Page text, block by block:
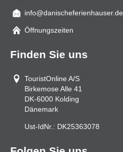
Mail
info@danischeferienhauser.de
Öffnungszeiten
Finden Sie uns
TouristOnline A/S
Birkemose Alle 41
DK-6000 Kolding
Dänemark
Ust-IdNr.: DK25363078